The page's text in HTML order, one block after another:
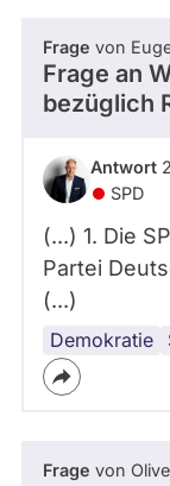
Frage von
Frage an
bezüglich
Antwort
SPD
(...) 1. Die
Partei
(...)
Demokratie
Frage von